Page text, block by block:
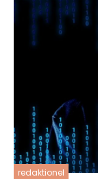
redaktionel